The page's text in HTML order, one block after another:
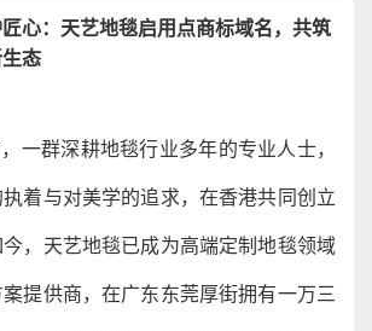
心：天艺地毯启用点商标域名，共筑
态
一群深耕地毯行业多年的专业人士，
着与对美学的追求，在香港共同创立
，天艺地毯已成为高端定制地毯领域
提供商，在广东东莞厚街拥有一万三